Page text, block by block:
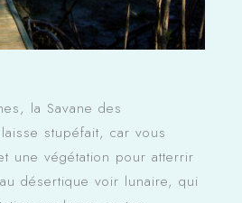
la Savane des
stupéfait, car vous
une végétation pour atterrir
désertique voir lunaire, qui